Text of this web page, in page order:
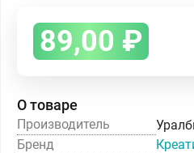
89,00 ₽
О товаре
Производитель
Бренд